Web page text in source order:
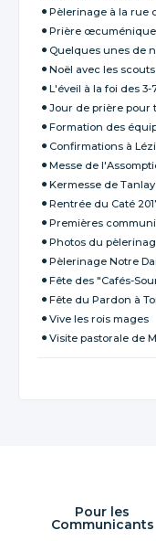
Pèlerinage à la rue
Prière œcuménique
Quelques unes de
Noël avec les scouts...
L'éveil à la foi des
Jour de prière pour
Formation des
Confirmations à
Messe de
Kermesse de Tanlay
Rentrée du Caté
Premières
Photos du
Pèlerinage Notre
Fête des "Cafés-
Fête du Pardon à
Vive les rois mages
Visite pastorale de
Pour les
Communicants